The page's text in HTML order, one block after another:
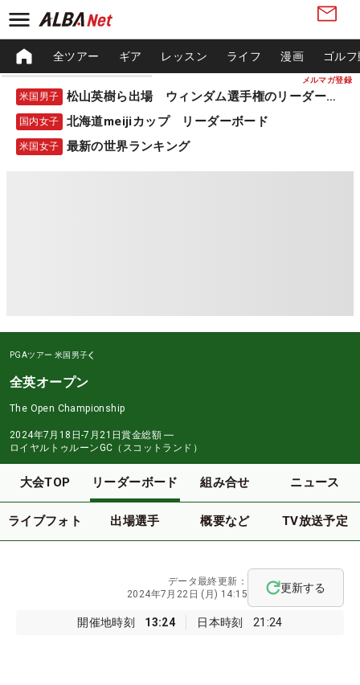
メルマガ登録
全ツアー ギア レッスン ライフ 漫画 ゴル
米国男子 松山英樹ら出場 ウィンダム選手権のリーダーボード
国内女子 北海道meijiカップ リーダーボード
米国女子 最新の世界ランキング
PGAツアー 米国男子
全英オープン
The Open Championship
2024年7月18日-7月21日賞金総額 ―
ロイヤルトゥルーンGC（スコットランド）
大会TOP リーダーボード 組み合せ ニュース
ライブフォト 出場選手 概要など TV放送予定
開催地時刻 13:24 日本時刻 21:24
データ最終更新：
2024年7月22日 (月) 14:15
更新する